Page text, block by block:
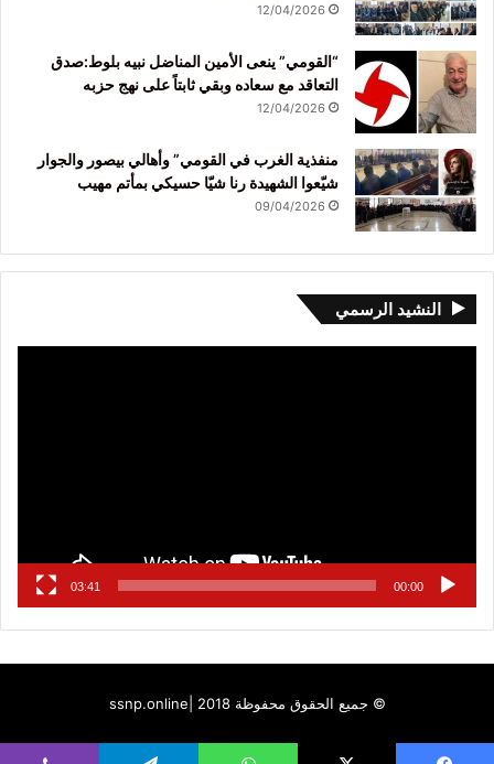
12/04/2026
“القومي” ينعى الأمين المناضل نبيه بلوط:صدق
التعاقد مع سعاده وبقي ثابتاً على نهج حزبه
12/04/2026
منفذية الغرب في القومي” وأهالي بيصور والجوار
شيّعوا الشهيدة رنا شيّا حسيكي بمأتم مهيب
09/04/2026
النشيد الرسمي
00:00
03:41
© جميع الحقوق محفوظة 2018 | ssnp.online